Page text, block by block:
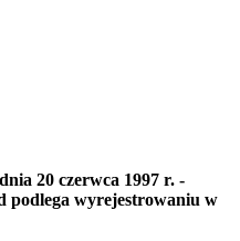
20 czerwca 1997 r. -
podlega wyrejestrowaniu w